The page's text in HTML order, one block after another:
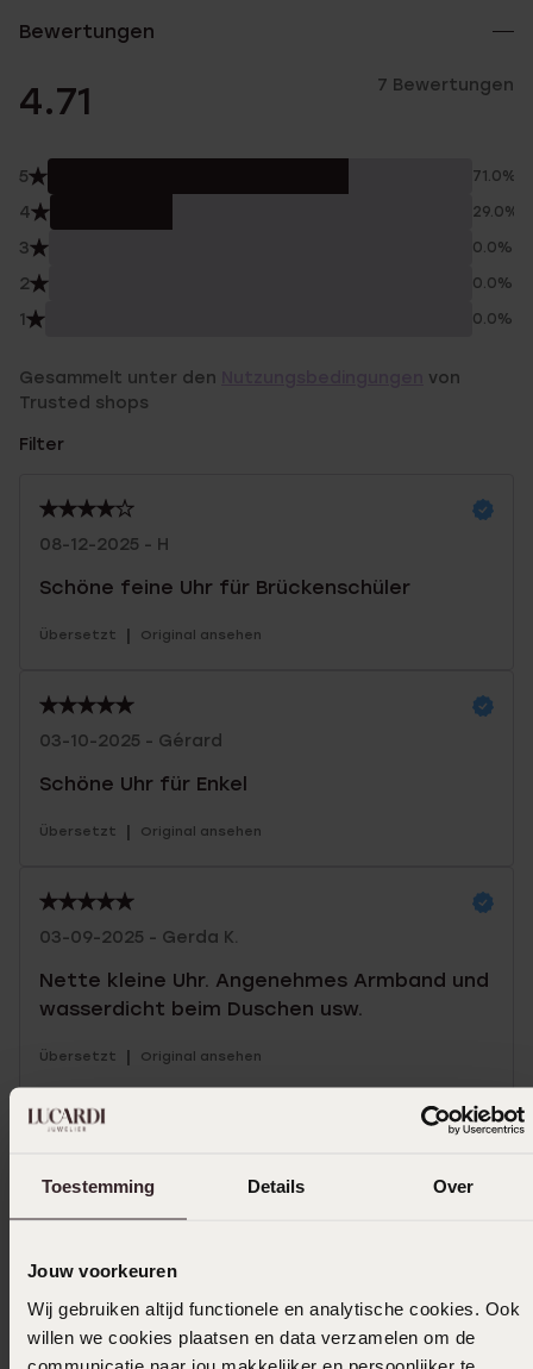
Toestemming Details Over
Jouw voorkeuren
Wij gebruiken altijd functionele en analytische cookies. Ook
willen we cookies plaatsen en data verzamelen om de
communicatie naar jou makkelijker en persoonlijker te
Bewertungen
4.71 7 Bewertungen
5 71.0%
4 29.0%
3 0.0%
2 0.0%
1 0.0%
Gesammelt unter den
von
Trusted shops
Filter
08-12-2025 - H
Schöne feine Uhr für Brückenschüler
Übersetzt | Original ansehen
03-10-2025 - Gérard
Schöne Uhr für Enkel
Übersetzt | Original ansehen
03-09-2025 - Gerda K.
Nette kleine Uhr. Angenehmes Armband und
wasserdicht beim Duschen usw.
Übersetzt | Original ansehen
Das könnte dir gefallen